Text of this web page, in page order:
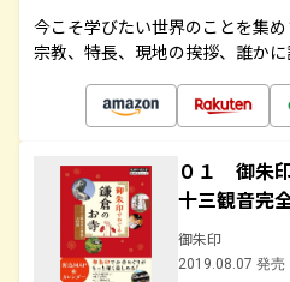
今こそ学びたい世界のことを集め
宗教、特長、現地の挨拶、誰かに
０１ 御朱
十三観音完
御朱印
2019.08.07 発売